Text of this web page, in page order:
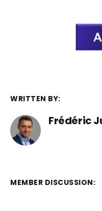
WRITTEN BY:
Frédéric
MEMBER DISCUSSION: